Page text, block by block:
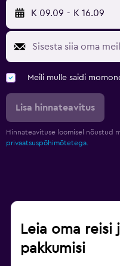
K 09.09 - K 16.09
Meili mulle saidi
Lisa hinnateavitus
Hinnateavituse loomisel nõustud
privaatsuspõhimõtetega.
Leia oma reisi
pakkumisi